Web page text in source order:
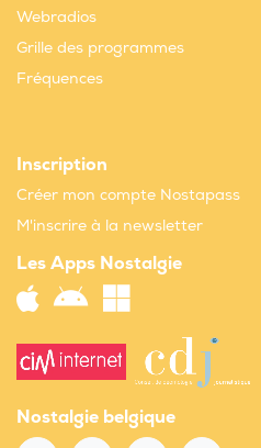
Webradios
Grille des programmes
Fréquences
Inscription
Créer mon compte Nostapass
M'inscrire à la newsletter
Les Apps Nostalgie
Nostalgie belgique